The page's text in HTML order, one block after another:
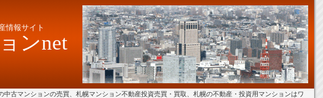
情報サイト
ンnet
中古マンションの売買、札幌マンション不動産投資売買・買取、札幌の不動産・投資用マンションはワ